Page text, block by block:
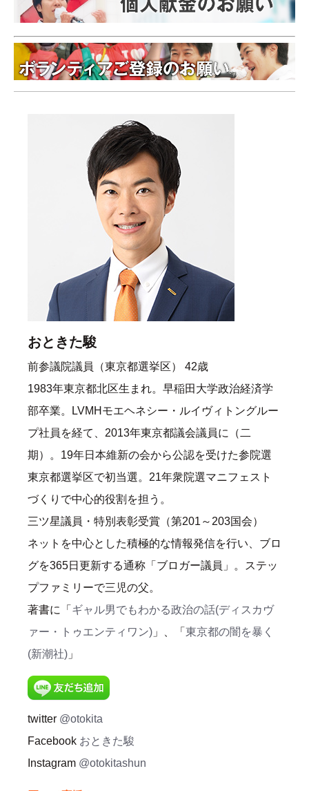
おときた駿
前参議院議員（東京都選挙区） 42歳
1983年東京都北区生まれ。早稲田大学政治経済学
部卒業。LVMHモエヘネシー・ルイヴィトングルー
プ社員を経て、2013年東京都議会議員に（二
期）。19年日本維新の会から公認を受けた参院選
東京都選挙区で初当選。21年衆院選マニフェスト
づくりで中心的役割を担う。
三ツ星議員・特別表彰受賞（第201～203国会）
ネットを中心とした積極的な情報発信を行い、ブロ
グを365日更新する通称「ブロガー議員」。ステッ
プファミリーで三児の父。
著書に「 ギャル男でもわかる政治の話(ディスカヴ
ァー・トゥエンティワン) 」、「 東京都の闇を暴く
(新潮社) 」
twitter @otokita
Facebook おときた駿
Instagram @otokitashun